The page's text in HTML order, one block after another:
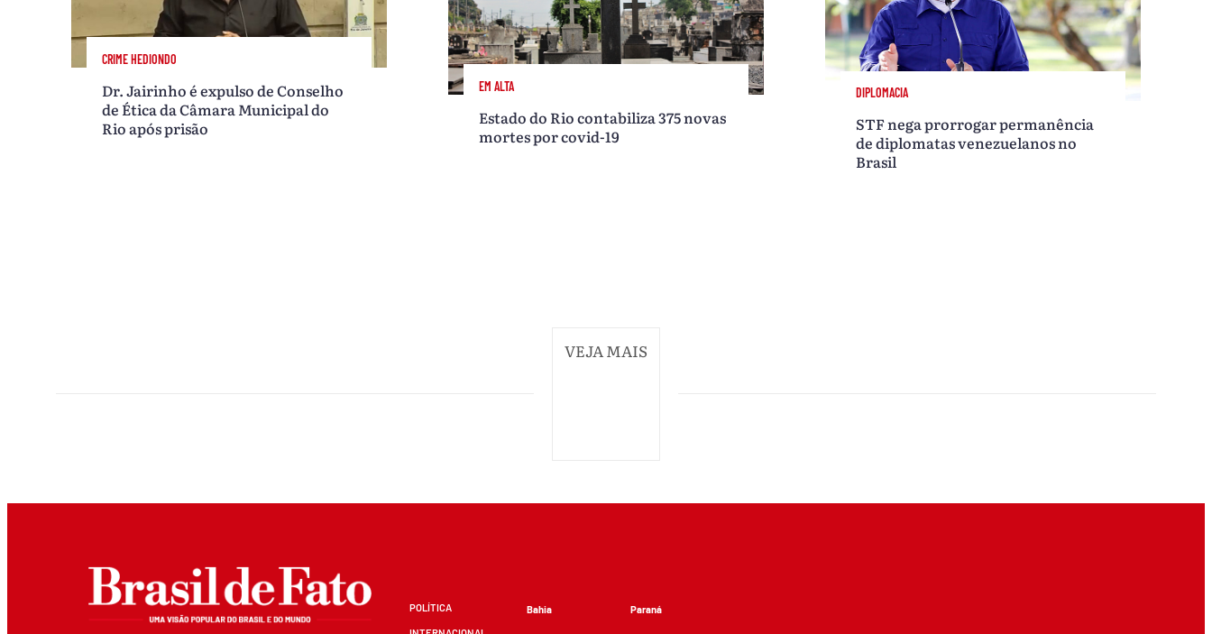
CRIME HEDIONDO
Dr. Jairinho é expulso de Conselho
de Ética da Câmara Municipal do
Rio após prisão
EM ALTA
Estado do Rio contabiliza 375 novas
mortes por covid-19
DIPLOMACIA
STF nega prorrogar permanência
de diplomatas venezuelanos no
Brasil
VEJA MAIS
POLÍTICA Bahia Paraná